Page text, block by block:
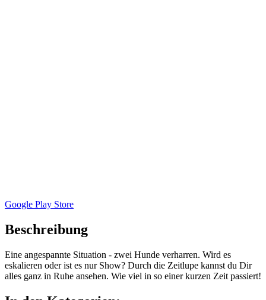
Google Play Store
Beschreibung
Eine angespannte Situation - zwei Hunde verharren. Wird es
eskalieren oder ist es nur Show? Durch die Zeitlupe kannst du Dir
alles ganz in Ruhe ansehen. Wie viel in so einer kurzen Zeit passiert!